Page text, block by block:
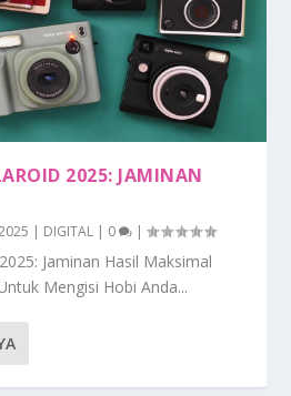
2025: JAMINAN
| DIGITAL | 0 |
Jaminan Hasil Maksimal
Mengisi Hobi Anda...